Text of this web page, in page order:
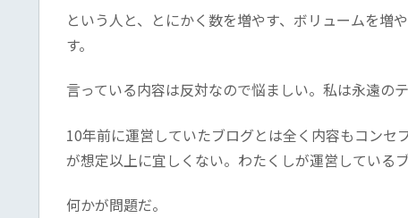
という人と、とにかく数を増やす、ボリュームを増
す。
言っている内容は反対なので悩ましい。私は永遠の
10年前に運営していたブログとは全く内容もコン
が想定以上に宜しくない。わたくしが運営しているブ
何かが問題だ。